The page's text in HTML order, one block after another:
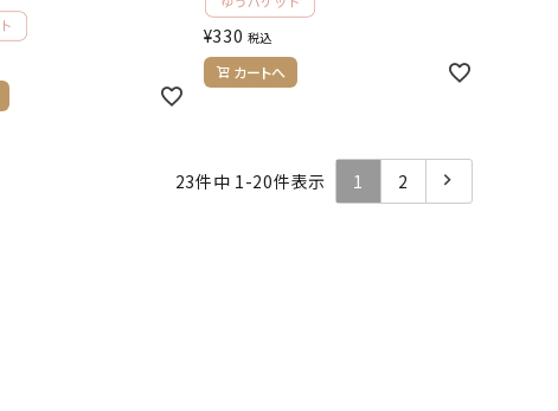
¥330 税込
カートへ
23件中 1 -20件表示 1 2